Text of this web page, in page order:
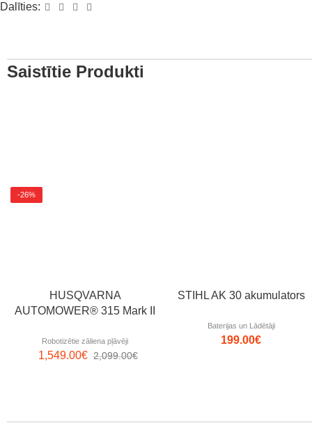
Dalīties:
Saistītie Produkti
-26%
HUSQVARNA
AUTOMOWER® 315 Mark II
Robotizētie zāliena pļāvēji
2,099.00€
1,549.00€
STIHL AK 30 akumulators
Baterijas un Lādētāji
199.00€